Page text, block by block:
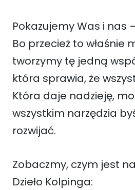
Pokazujemy Was i nas
Bo przecież to właśnie
tworzymy tę jedną
która sprawia, że
Która daje nadzieję,
wszystkim narzędzia
rozwijać.
Zobaczmy, czym jest
Dzieło Kolpinga: